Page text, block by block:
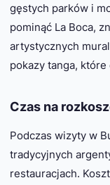
gęstych parków i
pominąć La Boca,
artystycznych
pokazy tanga,
Czas na
Podczas wizyty w
tradycyjnych
restauracjach.